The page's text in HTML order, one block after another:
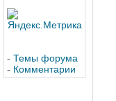
- Темы форума
- Комментарии